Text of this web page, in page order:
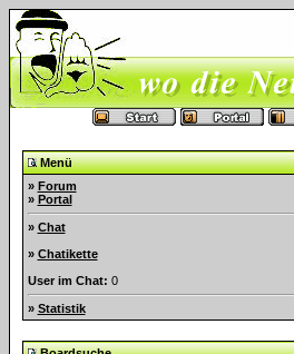
Menü
» Forum
» Portal
» Chat
» Chatikette
User im Chat: 0
» Statistik